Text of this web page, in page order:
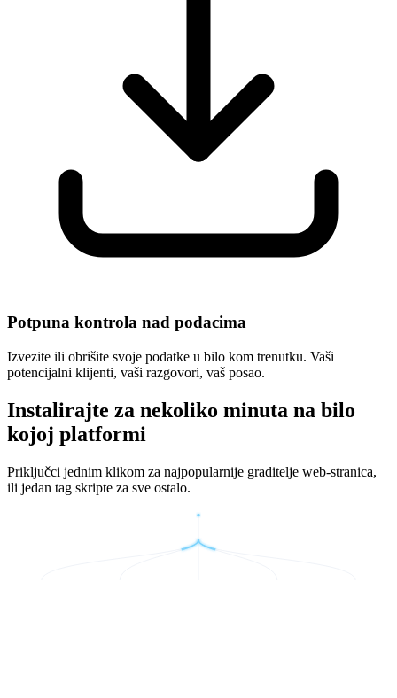
Potpuna kontrola nad podacima
Izvezite ili obrišite svoje podatke u bilo kom trenutku. Vaši
potencijalni klijenti, vaši razgovori, vaš posao.
Instalirajte za nekoliko minuta na bilo
kojoj platformi
Priključci jednim klikom za najpopularnije graditelje web-stranica,
ili jedan tag skripte za sve ostalo.